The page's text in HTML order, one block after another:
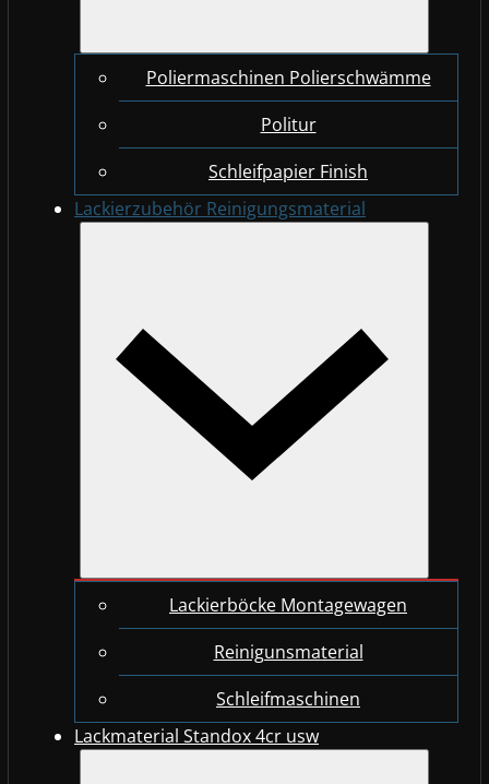
Poliermaschinen Polierschwämme
Politur
Schleifpapier Finish
Lackierzubehör Reinigungsmaterial
Lackierböcke Montagewagen
Reinigunsmaterial
Schleifmaschinen
Lackmaterial Standox 4cr usw